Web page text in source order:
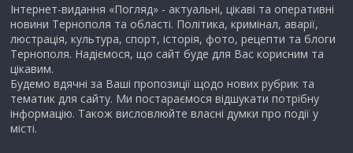
Інтернет-видання «Погляд» - актуальні, цікаві та оперативні
новини Тернополя та області. Політика, кримінал, аварії,
люстрація, культура, спорт, історія, фото, рецепти та блоги
Тернополя. Надіємося, що сайт буде для Вас корисним та
цікавим.
Будемо вдячні за Ваші пропозиції щодо нових рубрик та
тематик для сайту. Ми постараємося відшукати потрібну
інформацію. Також висловлюйте власні думки про події у
місті.